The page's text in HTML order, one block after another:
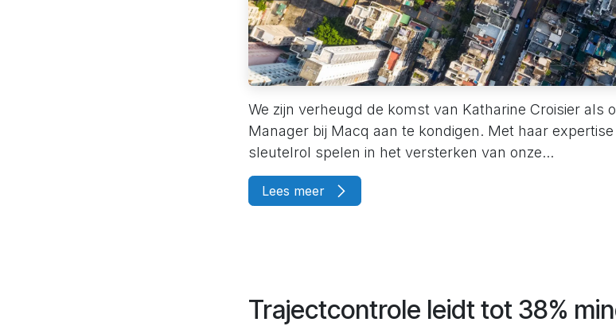
We zijn verheugd de komst van Katharine Croisier als
Manager bij Macq aan te kondigen. Met haar
sleutelrol spelen in het versterken van onze...
Lees meer
Trajectcontrole leidt tot 38%